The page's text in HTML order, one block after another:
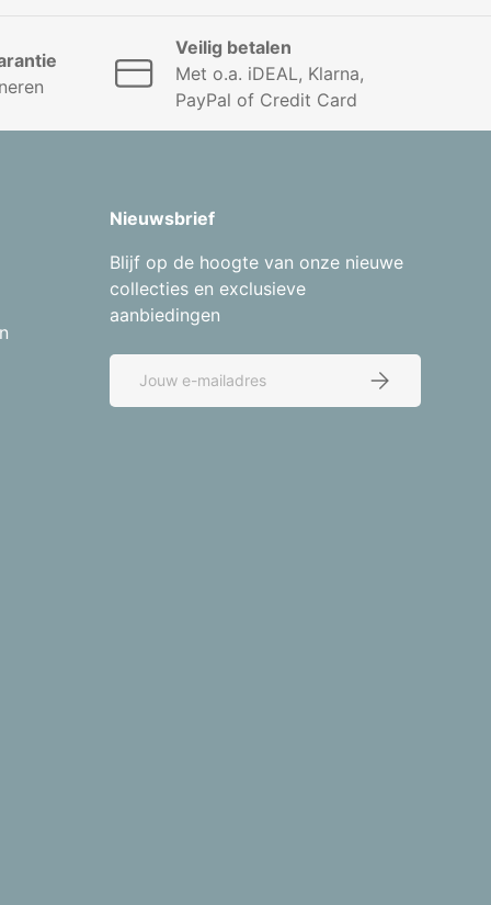
Veilig betalen
Met o.a. iDEAL, Klarna,
PayPal of Credit Card
Nieuwsbrief
Blijf op de hoogte van onze nieuwe
collecties en exclusieve
aanbiedingen
Abonneer